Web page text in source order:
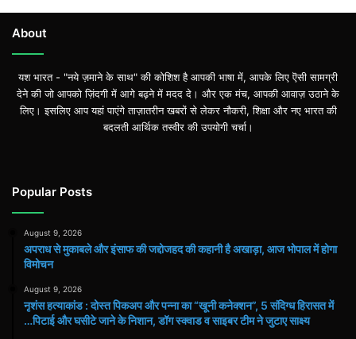
About
यश भारत - "नये ज़माने के साथ" की कोशिश है आपकी भाषा में, आपके लिए ऎसी सामग्री
देने की जो आपको ज़िंदगी में आगे बढ़ने में मदद दे। और एक मंच, आपकी आवाज़ उठाने के
लिए। इसलिए आप यहां पाएंगे ताज़ातरीन खबरों से लेकर नौकरी, शिक्षा और नए भारत की
बदलती आर्थिक तस्वीर की उपयोगी चर्चा।
Popular Posts
August 9, 2026
अपराध से मुकाबले और इंसाफ की जद्दोजहद की कहानी है अखाड़ा, आज भोपाल में होगा
विमोचन
August 9, 2026
नृशंस हत्याकांड : दोस्त पिकअप और पन्ना का “खूनी कनेक्शन”, 5 संदिग्ध हिरासत में
…पिटाई और घसीटे जाने के निशान, डॉग स्क्वाड व साइबर टीम ने जुटाए साक्ष्य